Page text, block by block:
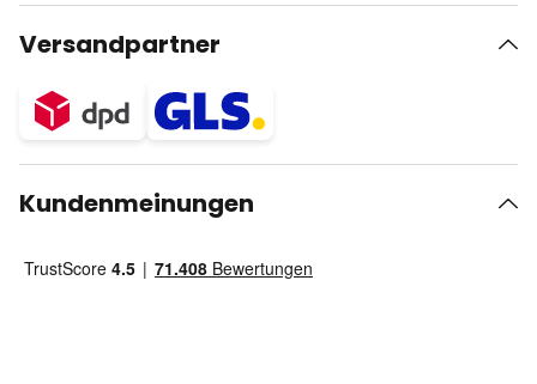
Versandpartner
Kundenmeinungen